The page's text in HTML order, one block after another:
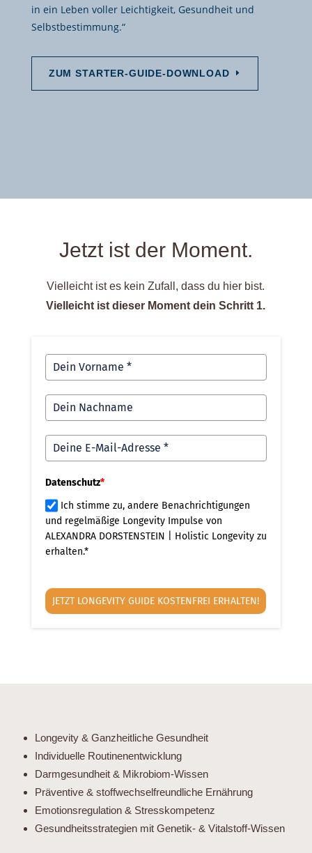
in ein Leben voller Leichtigkeit, Gesundheit und
Selbstbestimmung.“
ZUM STARTER-GUIDE-DOWNLOAD
Jetzt ist der Moment.
Vielleicht ist es kein Zufall, dass du hier bist.
Vielleicht ist dieser Moment dein Schritt 1.
Datenschutz*
Ich stimme zu, andere Benachrichtigungen
und regelmäßige Longevity Impulse von
ALEXANDRA DORSTENSTEIN | Holistic Longevity zu
erhalten.*
JETZT LONGEVITY GUIDE KOSTENFREI ERHALTEN!
Longevity & Ganzheitliche Gesundheit
Individuelle Routinenentwicklung
Darmgesundheit & Mikrobiom-Wissen
Präventive & stoffwechselfreundliche Ernährung
Emotionsregulation & Stresskompetenz
Gesundheitsstrategien mit Genetik- & Vitalstoff-Wissen